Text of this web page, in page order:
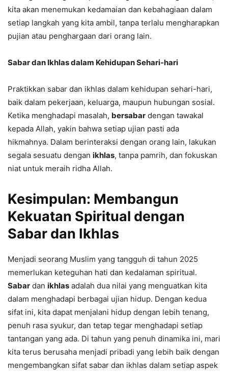
kita akan menemukan kedamaian dan kebahagiaan dalam
setiap langkah yang kita ambil, tanpa terlalu mengharapkan
pujian atau penghargaan dari orang lain.
Sabar dan Ikhlas dalam Kehidupan Sehari-hari
Praktikkan sabar dan ikhlas dalam kehidupan sehari-hari,
baik dalam pekerjaan, keluarga, maupun hubungan sosial.
Ketika menghadapi masalah, bersabar dengan tawakal
kepada Allah, yakin bahwa setiap ujian pasti ada
hikmahnya. Dalam berinteraksi dengan orang lain, lakukan
segala sesuatu dengan ikhlas, tanpa pamrih, dan fokuskan
niat untuk meraih ridha Allah.
Kesimpulan: Membangun
Kekuatan Spiritual dengan
Sabar dan Ikhlas
Menjadi seorang Muslim yang tangguh di tahun 2025
memerlukan keteguhan hati dan kedalaman spiritual.
Sabar dan ikhlas adalah dua nilai yang menguatkan kita
dalam menghadapi berbagai ujian hidup. Dengan kedua
sifat ini, kita dapat menjalani hidup dengan lebih tenang,
penuh rasa syukur, dan tetap tegar menghadapi setiap
tantangan yang ada. Di tahun yang penuh dinamika ini, mari
kita terus berusaha menjadi pribadi yang lebih baik dengan
mengembangkan sifat sabar dan ikhlas dalam setiap aspek